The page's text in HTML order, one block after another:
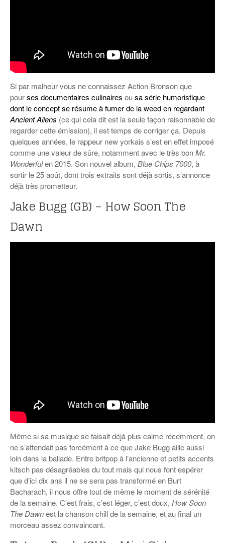
Si par malheur vous ne connaissez Action Bronson que
pourses documentaires culinaires ousa série humoristique
dont le concept se résume à fumer de la weed en regardant
Ancient Aliens (ce qui cela dit est la seule façon raisonnable de
regarder cette émission), il est temps de corriger ça. Depuis
quelques années, le rappeur new yorkais s’est en effet imposé
comme une valeur de sûre, notamment avec le très bonMr.
Wonderfulen 2015. Son nouvel album, Blue Chips 7000, à
sortir le 25 août, dont trois extraits sont déjà sortis, s’annonce
déjà très prometteur.
Jake Bugg (GB) – How Soon The
Dawn
Même si sa musique se faisait déjà plus calme récemment, on
ne s’attendait pas forcément à ce que Jake Bugg aille aussi
loin dans la ballade. Entre britpop à l’ancienne et petits accents
kitsch pas désagréables du tout mais qui nous font espérer
que d’ici dix ans il ne se sera pas transformé en Burt
Bacharach, il nous offre tout de même le moment de sérénité
de la semaine. C’est frais, c’est léger, c’est doux, How Soon
The Dawnest la chanson chill de la semaine, et au final un
morceau assez convaincant.